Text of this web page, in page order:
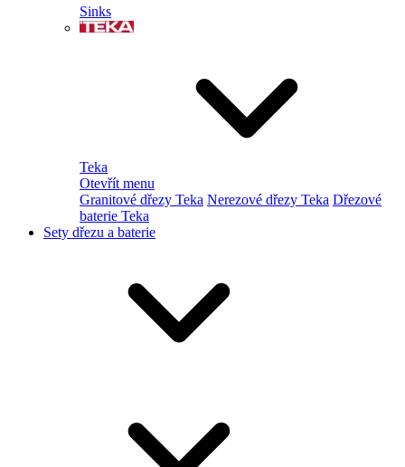
Sinks
Teka
Otevřít menu
Granitové dřezy Teka Nerezové dřezy Teka Dřezové
baterie Teka
Sety dřezu a baterie